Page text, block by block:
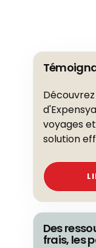
voyages
solution
Des
frais, les